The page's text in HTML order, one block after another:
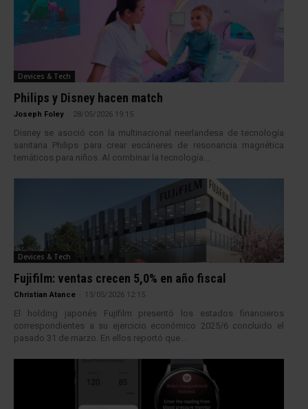
Devices & Tech
Philips y Disney hacen match
Joseph Foley 28/05/2026 19:15
Disney se asoció con la multinacional neerlandesa de tecnología
sanitaria Philips para crear escáneres de resonancia magnética
temáticos para niños. Al combinar la tecnología...
Devices & Tech
Fujifilm: ventas crecen 5,0% en año fiscal
Christian Atance 13/05/2026 12:15
El holding japonés Fujifilm presentó los estados financieros
correspondientes a su ejercicio económico 2025/6 concluido el
pasado 31 de marzo. En ellos reportó que...